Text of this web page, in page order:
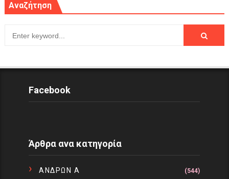
Αναζήτηση
Facebook
Άρθρα ανα κατηγορία
ΑΝΔΡΩΝ Α (544)